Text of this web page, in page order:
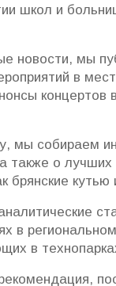
школ и
новости, мы
в
мы собираем
также о
брянские
в
в